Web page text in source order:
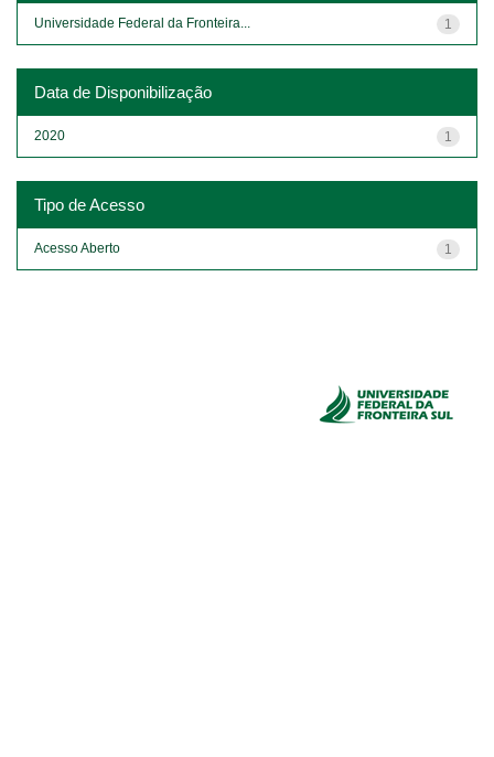
1
Universidade Federal da Fronteira...
Data de Disponibilização
1
2020
Tipo de Acesso
1
Acesso Aberto